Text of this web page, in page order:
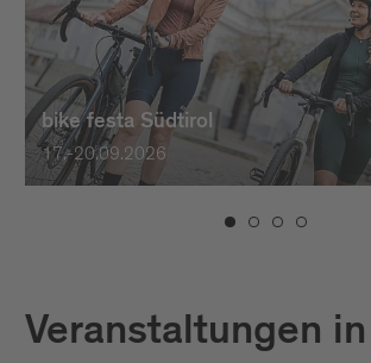
bike festa Südtirol
17.-20.09.2026
Veranstaltungen